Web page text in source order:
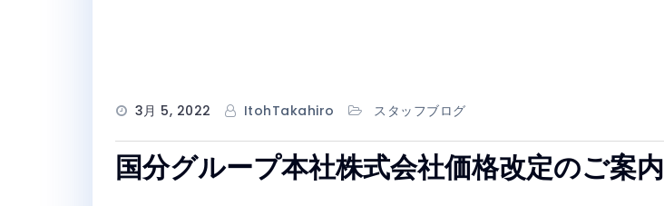
3月 5, 2022 ItohTakahiro スタッフブログ
国分グループ本社株式会社価格改定のご案内